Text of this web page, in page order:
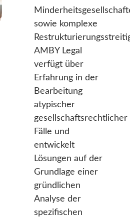
sowie komplexe
AMBY Legal
verfügt über
Erfahrung in der
Bearbeitung
atypischer
gesellschaftsrechtlicher
Fälle und
entwickelt
Lösungen auf der
Grundlage einer
gründlichen
Analyse der
spezifischen